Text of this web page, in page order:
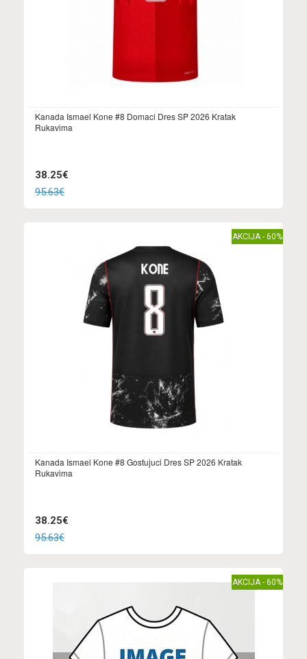
Kanada Ismael Kone #8 Domaci Dres SP 2026 Kratak
Rukavima
38.25€
95.63€
AKCIJA - 60%
Kanada Ismael Kone #8 Gostujuci Dres SP 2026 Kratak
Rukavima
38.25€
95.63€
AKCIJA - 60%